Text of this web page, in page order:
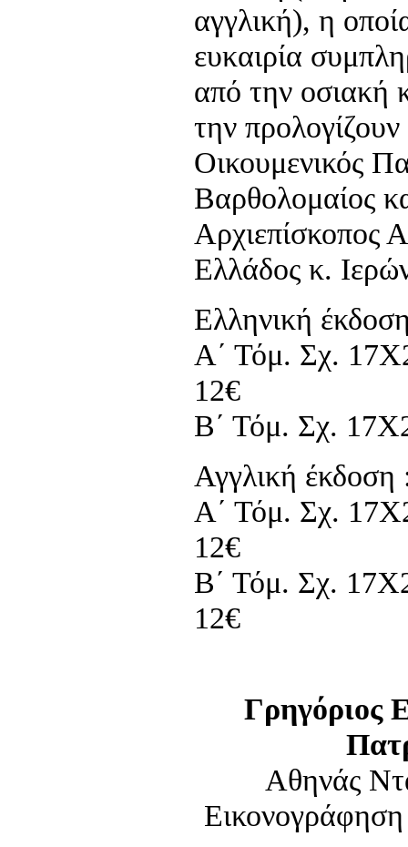
αγγλική), η
ευκαιρία
από την οσιακή
την
Οικουμενικός
Βαρθολομαίος
Αρχιεπίσκοπος
Ελλάδος κ.
Ελληνική
Α΄ Τόμ. Σχ.
12€
Β΄ Τόμ. Σχ.
Αγγλική έκδοση
Α΄ Τόμ. Σχ.
12€
Β΄ Τόμ. Σχ.
12€
Γρηγόριος
Αθηνάς